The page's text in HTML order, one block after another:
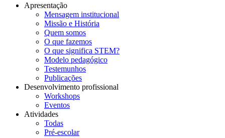
Navegação
principal
Apresentação
Mensagem institucional
Missão e História
Quem somos
O que fazemos
O que significa STEM?
Modelo pedagógico
Testemunhos
Publicações
Desenvolvimento profissional
Workshops
Eventos
Atividades
Todas
Pré-escolar